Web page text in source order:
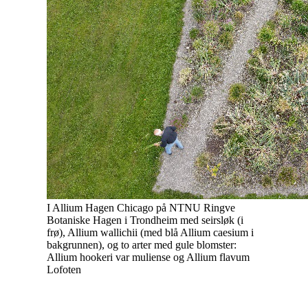
I Allium Hagen Chicago på NTNU Ringve
Botaniske Hagen i Trondheim med seirsløk (i
frø), Allium wallichii (med blå Allium caesium i
bakgrunnen), og to arter med gule blomster:
Allium hookeri var muliense og Allium flavum
Lofoten